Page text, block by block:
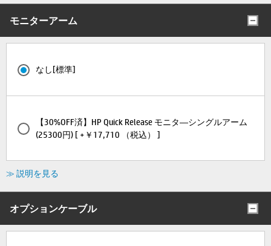
モニターアーム
なし[標準]
【30%OFF済】HP Quick Release モニタ―シングルアーム
(25300円) [ +￥17,710 （税込） ]
≫ 説明を見る
オプションケーブル